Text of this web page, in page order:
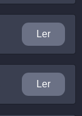
Ler
Ler